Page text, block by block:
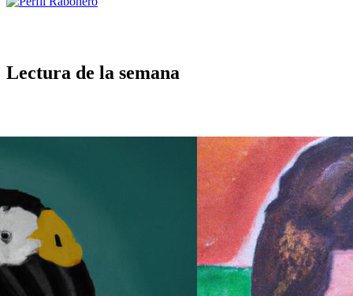
Lectura de la semana